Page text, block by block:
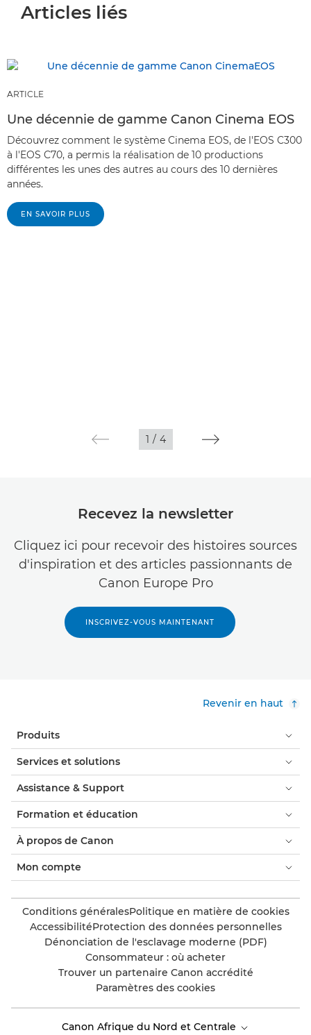
Articles liés
ARTICLE
Une décennie de gamme Canon Cinema EOS
Découvrez comment le système Cinema EOS, de l'EOS C300
à l'EOS C70, a permis la réalisation de 10 productions
différentes les unes des autres au cours des 10 dernières
années.
EN SAVOIR PLUS
1 / 4
Recevez la newsletter
Cliquez ici pour recevoir des histoires sources
d'inspiration et des articles passionnants de
Canon Europe Pro
INSCRIVEZ-VOUS MAINTENANT
Revenir en haut
Produits
Services et solutions
Assistance & Support
Formation et éducation
À propos de Canon
Mon compte
Conditions généralesPolitique en matière de cookies
AccessibilitéProtection des données personnelles
Dénonciation de l'esclavage moderne (PDF)
Consommateur : où acheter
Trouver un partenaire Canon accrédité
Paramètres des cookies
Canon Afrique du Nord et Centrale